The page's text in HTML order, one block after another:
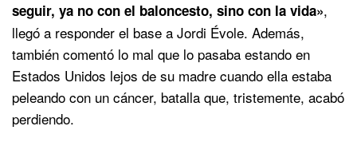
seguir, ya no con el baloncesto, sino con la vida»,
llegó a responder el base a Jordi Évole. Además,
también comentó lo mal que lo pasaba estando en
Estados Unidos lejos de su madre cuando ella estaba
peleando con un cáncer, batalla que, tristemente, acabó
perdiendo.